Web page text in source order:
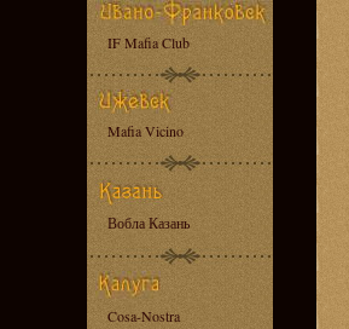
IF Mafia Club
Mafia Vicino
Вобла Казань
Cosa-Nostra